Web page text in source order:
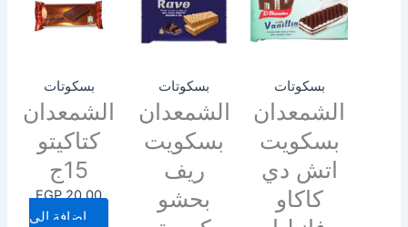
بسكوتات
الشمعدان
بسكويت
اتش دي
كاكاو
بسكوتات
الشمعدان
بسكويت
ريف
بحشو
بسكوتات
الشمعدان
كتاكيتو
15ج
EGP20.00
إضافة إلى